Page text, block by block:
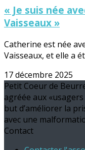
« Je suis née
Vaisseaux »
Catherine est née
Vaisseaux, et elle a
17 décembre 2025
Petit Coeur de
agréée aux
but d’améliorer la
avec une
Contact